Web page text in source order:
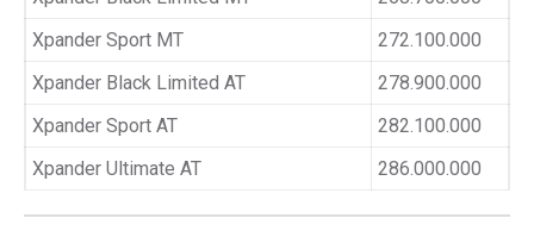
Xpander Sport MT
272.100.000
Xpander Black Limited AT
278.900.000
Xpander Sport AT
282.100.000
Xpander Ultimate AT
286.000.000